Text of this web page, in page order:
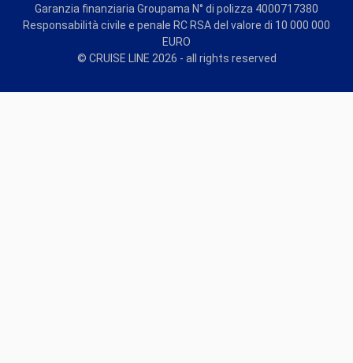
Garanzia finanziaria Groupama N° di polizza 4000717380
Responsabilità civile e penale RC RSA del valore di 10 000 000
EURO
© CRUISE LINE 2026 - all rights reserved